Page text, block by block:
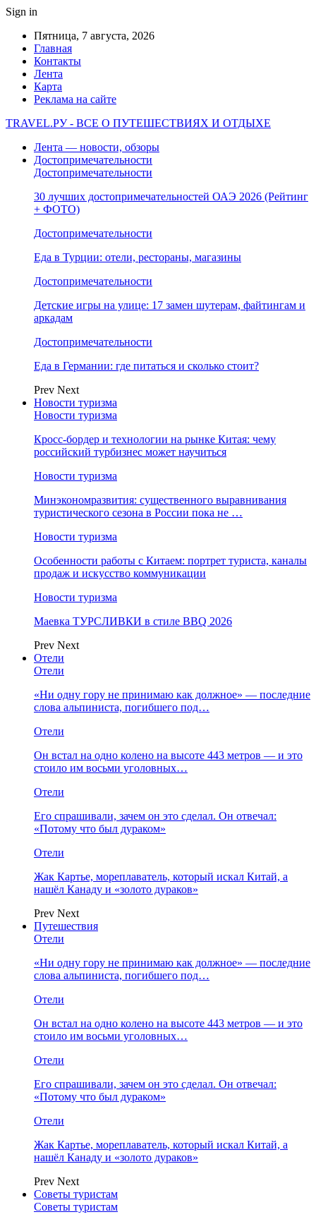
Sign in
Пятница, 7 августа, 2026
Главная
Контакты
Лента
Карта
Реклама на сайте
TRAVEL.РУ - ВСЕ О ПУТЕШЕСТВИЯХ И ОТДЫХЕ
Лента — новости, обзоры
Достопримечательности
Достопримечательности
30 лучших достопримечательностей ОАЭ 2026 (Рейтинг
+ ФОТО)
Достопримечательности
Еда в Турции: отели, рестораны, магазины
Достопримечательности
Детские игры на улице: 17 замен шутерам, файтингам и
аркадам
Достопримечательности
Еда в Германии: где питаться и сколько стоит?
Prev Next
Новости туризма
Новости туризма
Кросс-бордер и технологии на рынке Китая: чему
российский турбизнес может научиться
Новости туризма
Минэкономразвития: существенного выравнивания
туристического сезона в России пока не …
Новости туризма
Особенности работы с Китаем: портрет туриста, каналы
продаж и искусство коммуникации
Новости туризма
Маевка ТУРСЛИВКИ в стиле BBQ 2026
Prev Next
Отели
Отели
«Ни одну гору не принимаю как должное» — последние
слова альпиниста, погибшего под…
Отели
Он встал на одно колено на высоте 443 метров — и это
стоило им восьми уголовных…
Отели
Его спрашивали, зачем он это сделал. Он отвечал:
«Потому что был дураком»
Отели
Жак Картье, мореплаватель, который искал Китай, а
нашёл Канаду и «золото дураков»
Prev Next
Путешествия
Отели
«Ни одну гору не принимаю как должное» — последние
слова альпиниста, погибшего под…
Отели
Он встал на одно колено на высоте 443 метров — и это
стоило им восьми уголовных…
Отели
Его спрашивали, зачем он это сделал. Он отвечал:
«Потому что был дураком»
Отели
Жак Картье, мореплаватель, который искал Китай, а
нашёл Канаду и «золото дураков»
Prev Next
Советы туристам
Советы туристам